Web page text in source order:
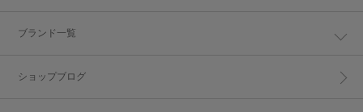
ブランド一覧
ショップブログ